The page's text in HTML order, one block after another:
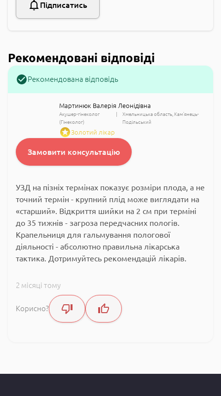
Підписатись
Рекомендовані відповіді
Рекомендована відповідь
Мартинюк Валерія Леонідівна
Акушер-гінеколог
(Гінеколог)
Хмельницька область Кам'янець-
Подільський
Золотий лікар
Замовити консультацію
УЗД на пізніх термінах показує розміри плода, а не
точний термін - крупний плід може виглядати на
«старший». Відкриття шийки на 2 см при терміні
до 35 тижнів - загроза передчасних пологів.
Крапельниця для гальмування пологової
діяльності - абсолютно правильна лікарська
тактика. Дотримуйтесь рекомендацій лікарів.
2 місяці тому
Корисно?